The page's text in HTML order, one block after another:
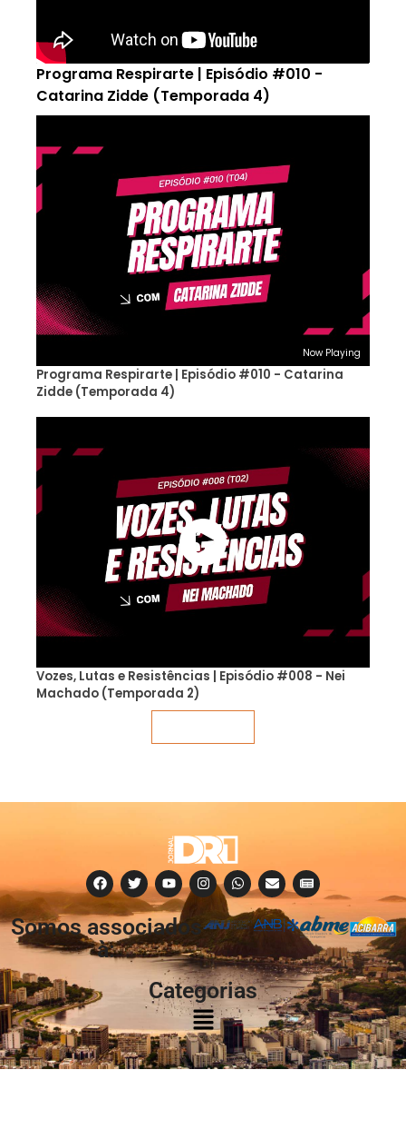
Programa Respirarte | Episódio #010 -
Catarina Zidde (Temporada 4)
Now Playing
Programa Respirarte | Episódio #010 - Catarina
Zidde (Temporada 4)
Vozes, Lutas e Resistências | Episódio #008 - Nei
Machado (Temporada 2)
Somos associados
à:
Categorias